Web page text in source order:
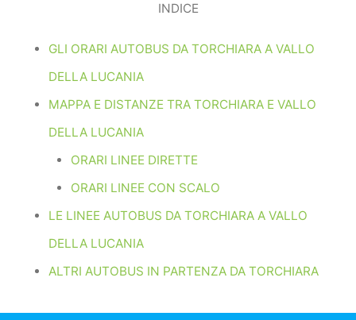
INDICE
GLI ORARI AUTOBUS DA TORCHIARA A VALLO
DELLA LUCANIA
MAPPA E DISTANZE TRA TORCHIARA E VALLO
DELLA LUCANIA
ORARI LINEE DIRETTE
ORARI LINEE CON SCALO
LE LINEE AUTOBUS DA TORCHIARA A VALLO
DELLA LUCANIA
ALTRI AUTOBUS IN PARTENZA DA TORCHIARA